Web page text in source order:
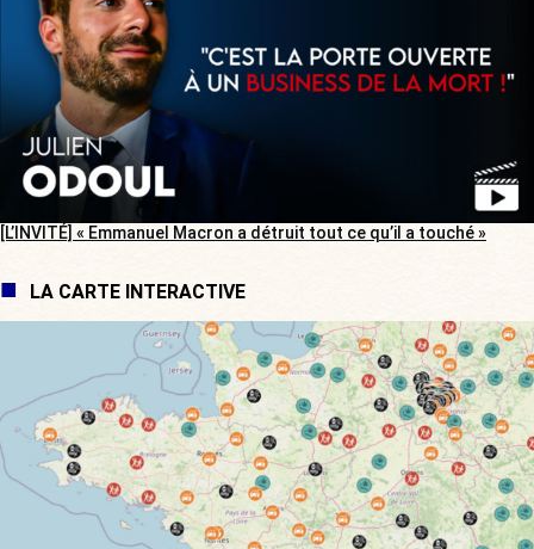
[L’INVITÉ] « Emmanuel Macron a détruit tout ce qu’il a touché »
LA CARTE INTERACTIVE